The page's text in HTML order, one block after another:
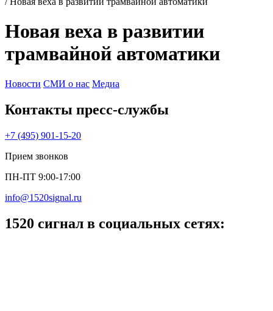
Новая веха в развитии
трамвайной автоматики
Новости СМИ о нас Медиа
Контакты пресс‑службы
+7 (495) 901-15-20
Прием звонков
ПН-ПТ 9:00-17:00
info@1520signal.ru
1520 сигнал в социальных сетях: